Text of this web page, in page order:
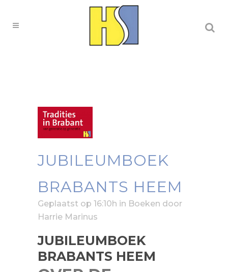
JUBILEUMBOEK
BRABANTS HEEM
Geplaatst op 16:10h in Boeken door
Harrie Marinus
JUBILEUMBOEK
BRABANTS HEEM